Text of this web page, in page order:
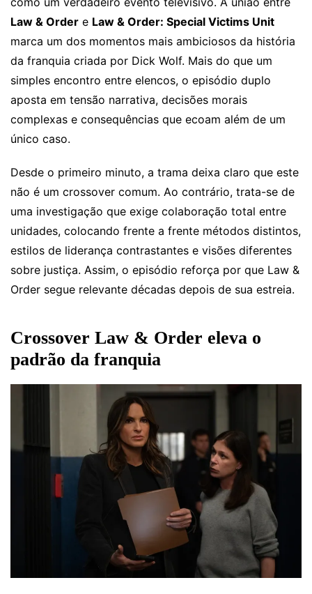
Law & Order e Law & Order: Special Victims Unit
marca um dos momentos mais ambiciosos da história
da franquia criada por Dick Wolf. Mais do que um
simples encontro entre elencos, o episódio duplo
aposta em tensão narrativa, decisões morais
complexas e consequências que ecoam além de um
único caso.
Desde o primeiro minuto, a trama deixa claro que este
não é um crossover comum. Ao contrário, trata-se de
uma investigação que exige colaboração total entre
unidades, colocando frente a frente métodos distintos,
estilos de liderança contrastantes e visões diferentes
sobre justiça. Assim, o episódio reforça por que Law &
Order segue relevante décadas depois de sua estreia.
Crossover Law & Order eleva o
padrão da franquia